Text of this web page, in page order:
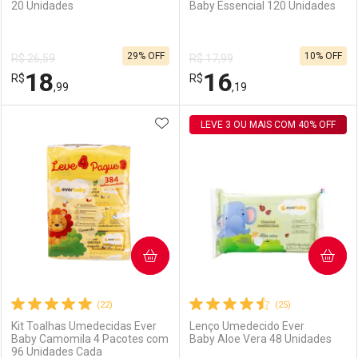
Comprar sem Desconto
Por R$ 39,99/cada
Comprar sem Desconto
Por R$ 39,99/cada
Comprar sem Desconto
Por R$ 39,99/cada
Comprar sem Desconto
Por R$ 39,99/cada
20 Unidades
R$ 26,59
R$18,99
29% OFF
FECHAR
Laboratório
FECHAR
Por Menos
Baby Essencial 120 Unidades
R$ 17,99
R$16,19
10% OFF
(22)
Kit Toalhas Umedecidas Ever
Baby Camomila 4 Pacotes com
96 Unidades Cada
ADICIONAR AOS FAVORITOS
COMPRAR
(25)
Lenço Umedecido Ever
Baby Aloe Vera 48 Unidades
LEVE 3 OU MAIS COM 40% OFF
COMPRAR